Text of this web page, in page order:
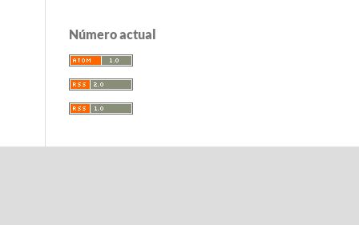
Número actual